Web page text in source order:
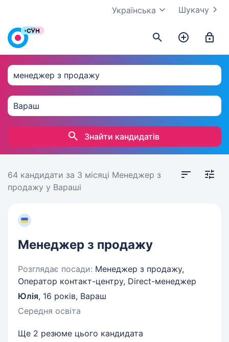
Шукачу
Українська
Знайти кандидатів
64 кандидати за 3 місяці Менеджер з
продажу у Вараші
Менеджер з продажу
Розглядає посади: Менеджер з продажу,
Оператор контакт-центру, Direct-менеджер
Юлія, 16 років, Вараш
Середня освіта
Ще 2 резюме цього кандидата